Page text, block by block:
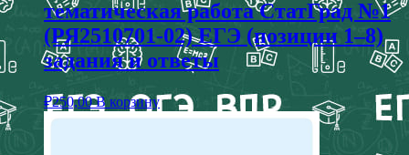
тематическая работа СтатГрад №1
(РЯ2510701-02) ЕГЭ (позиции 1–8)
задания и ответы
₽250,00 В корзину